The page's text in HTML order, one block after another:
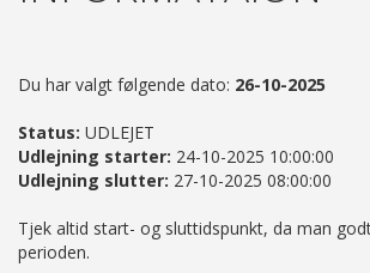
Du har valgt følgende dato: 26-10-2025
Status: UDLEJET
Udlejning starter: 24-10-2025 10:00:00
Udlejning slutter: 27-10-2025 08:00:00
Tjek altid start- og sluttidspunkt, da man
perioden.